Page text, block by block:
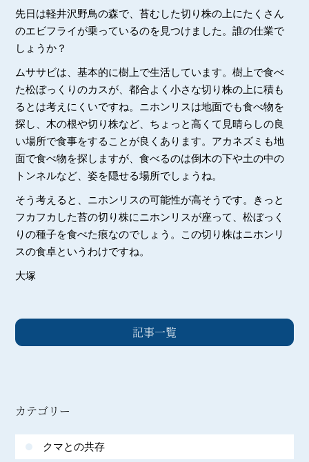
先日は軽井沢野鳥の森で、苔むした切り株の上にたくさん
のエビフライが乗っているのを見つけました。誰の仕業で
しょうか？
ムササビは、基本的に樹上で生活しています。樹上で食べ
た松ぼっくりのカスが、都合よく小さな切り株の上に積も
るとは考えにくいですね。ニホンリスは地面でも食べ物を
探し、木の根や切り株など、ちょっと高くて見晴らしの良
い場所で食事をすることが良くあります。アカネズミも地
面で食べ物を探しますが、食べるのは倒木の下や土の中の
トンネルなど、姿を隠せる場所でしょうね。
そう考えると、ニホンリスの可能性が高そうです。きっと
フカフカした苔の切り株にニホンリスが座って、松ぼっく
りの種子を食べた痕なのでしょう。この切り株はニホンリ
スの食卓というわけですね。
大塚
記事一覧
カテゴリー
クマとの共存